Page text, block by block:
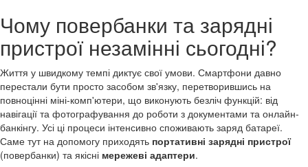
Чому повербанки та зарядні
пристрої незамінні сьогодні?
Життя у швидкому темпі диктує свої умови. Смартфони давно
перестали бути просто засобом зв'язку, перетворившись на
повноцінні міні-комп'ютери, що виконують безліч функцій: від
навігації та фотографування до роботи з документами та онлайн-
банкінгу. Усі ці процеси інтенсивно споживають заряд батареї.
Саме тут на допомогу приходять портативні зарядні пристрої
(повербанки) та якісні мережеві адаптери.